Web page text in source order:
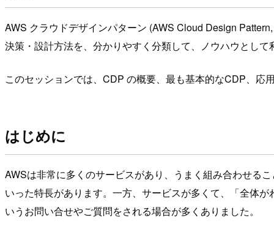
AWS クラウドデザインパターン (AWS Cloud Design
決策・設計方法を、分かりやすく分類して、ノウハウとして
このセッションでは、CDP の概要、最も基本的なCDP、応
はじめに
AWSは非常に多くのサービスがあり、うまく組み合わせる
いった特長があります。一方、サービスが多くて、「全体
いうお問い合せやご質問をされる場合が多くありました。